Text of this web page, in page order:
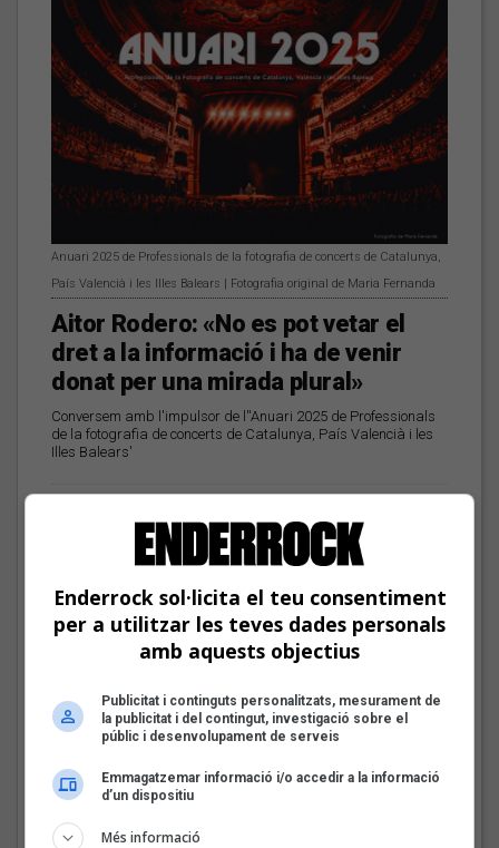
Anuari 2025 de Professionals de la fotografia de concerts de Catalunya,
País Valencià i les Illes Balears | Fotografia original de Maria Fernanda
Aitor Rodero: «No es pot vetar el
dret a la informació i ha de venir
donat per una mirada plural»
Conversem amb l'impulsor de l''Anuari 2025 de Professionals
de la fotografia de concerts de Catalunya, País Valencià i les
Illes Balears'
Les veus dels himnes del
futbol català: Deskarats
Mark Boske: «No
m’agrada etiquetar-me
de cantautor»
Enderrock sol·licita el teu consentiment
per a utilitzar les teves dades personals
amb aquests objectius
Publicitat i continguts personalitzats, mesurament de
la publicitat i del contingut, investigació sobre el
públic i desenvolupament de serveis
Emmagatzemar informació i/o accedir a la informació
d’un dispositiu
Més informació